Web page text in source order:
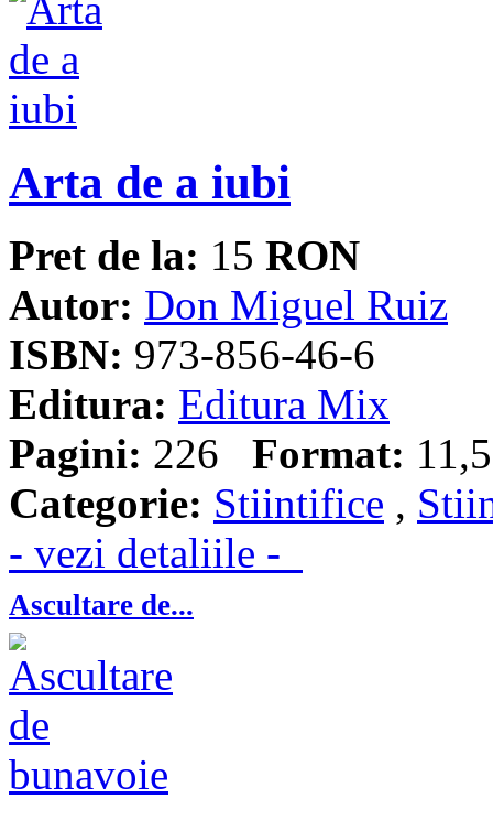
Arta de a iubi
Pret de la: 15 RON
Autor: Don Miguel Ruiz
ISBN: 973-856-46-6
Editura: Editura Mix
Pagini: 226 Format:
Categorie: Stiintifice ,
- vezi detaliile -
Ascultare de...